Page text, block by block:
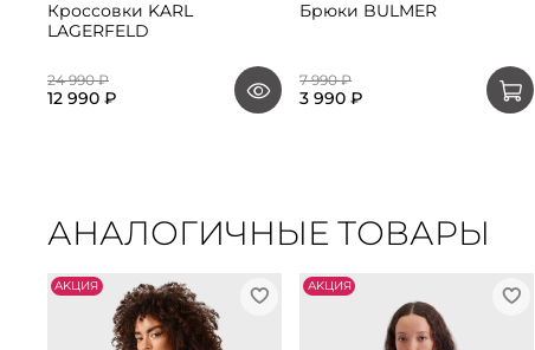
Кроссовки KARL
LAGERFELD
24 990 ₽
12 990 ₽
Брюки BULMER
7 990 ₽
3 990 ₽
АНАЛОГИЧНЫЕ ТОВАРЫ
АKЦИЯ АKЦИЯ